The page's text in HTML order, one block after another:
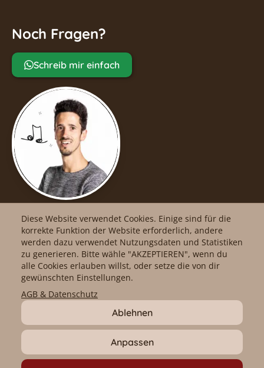
facebook Impressum
Instagram
Einstellungen
Noch Fragen?
Schreib mir einfach
Diese Website verwendet Cookies. Einige sind für die
korrekte Funktion der Website erforderlich, andere
werden dazu verwendet Nutzungsdaten und Statistiken
zu generieren. Bitte wähle "AKZEPTIEREN", wenn du
alle Cookies erlauben willst, oder setze die von dir
gewünschten Einstellungen.
AGB & Datenschutz
Ablehnen
Anpassen